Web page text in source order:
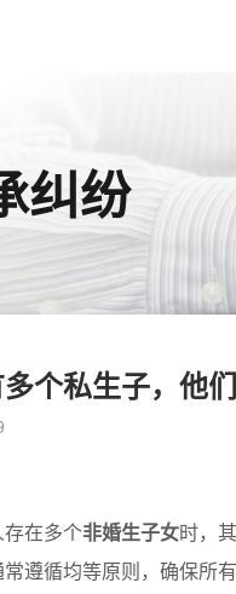
纠纷
个私生子，他
在多个非婚生子女时，其
常遵循均等原则，确保所